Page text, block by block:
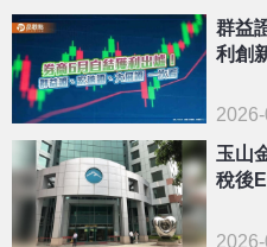
群益
利創
玉山
稅後